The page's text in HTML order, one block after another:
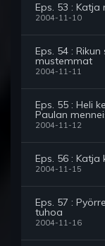
Eps. 53 :
2004-11-10
Eps. 54 :
mustemmat
2004-11-11
Eps. 55 : Heli
Paulan
2004-11-12
Eps. 56 :
2004-11-15
Eps. 57 :
tuhoa
2004-11-16